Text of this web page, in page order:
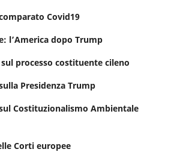
Covid19
l’America dopo Trump
processo costituente cileno
Presidenza Trump
Costituzionalismo Ambientale
Corti europee